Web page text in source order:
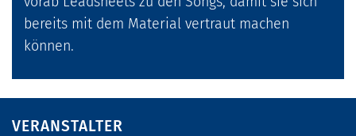
bereits mit dem Material vertraut machen
können.
VERANSTALTER